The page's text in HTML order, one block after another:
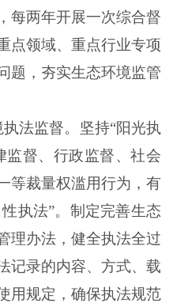
每两年开展一次综合督
点领域、重点行业专项
题，夯实生态环境监管
法监督。坚持“阳光执
监督、行政监督、社会
等裁量权滥用行为，有
执法”。制定完善生态
理办法，健全执法全过
记录的内容、方式、载
用规定，确保执法规范